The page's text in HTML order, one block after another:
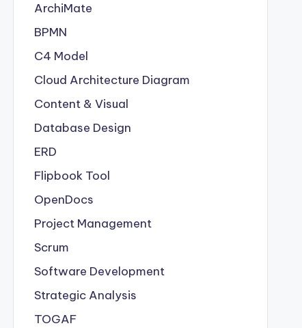
ArchiMate
BPMN
C4 Model
Cloud Architecture Diagram
Content & Visual
Database Design
ERD
Flipbook Tool
OpenDocs
Project Management
Scrum
Software Development
Strategic Analysis
TOGAF